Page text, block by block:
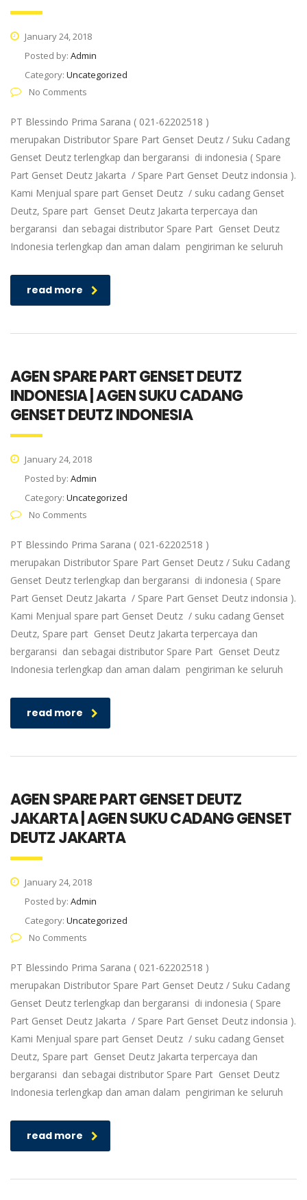
January 24, 2018
Posted by: Admin
Category: Uncategorized
No Comments
PT Blessindo Prima Sarana ( 021-62202518 )
merupakan Distributor Spare Part Genset Deutz / Suku Cadang
Genset Deutz terlengkap dan bergaransi di indonesia ( Spare
Part Genset Deutz Jakarta / Spare Part Genset Deutz indonsia ).
Kami Menjual spare part Genset Deutz / suku cadang Genset
Deutz, Spare part Genset Deutz Jakarta terpercaya dan
bergaransi dan sebagai distributor Spare Part Genset Deutz
Indonesia terlengkap dan aman dalam pengiriman ke seluruh
read more
AGEN SPARE PART GENSET DEUTZ
INDONESIA | AGEN SUKU CADANG
GENSET DEUTZ INDONESIA
January 24, 2018
Posted by: Admin
Category: Uncategorized
No Comments
PT Blessindo Prima Sarana ( 021-62202518 )
merupakan Distributor Spare Part Genset Deutz / Suku Cadang
Genset Deutz terlengkap dan bergaransi di indonesia ( Spare
Part Genset Deutz Jakarta / Spare Part Genset Deutz indonsia ).
Kami Menjual spare part Genset Deutz / suku cadang Genset
Deutz, Spare part Genset Deutz Jakarta terpercaya dan
bergaransi dan sebagai distributor Spare Part Genset Deutz
Indonesia terlengkap dan aman dalam pengiriman ke seluruh
read more
AGEN SPARE PART GENSET DEUTZ
JAKARTA | AGEN SUKU CADANG GENSET
DEUTZ JAKARTA
January 24, 2018
Posted by: Admin
Category: Uncategorized
No Comments
PT Blessindo Prima Sarana ( 021-62202518 )
merupakan Distributor Spare Part Genset Deutz / Suku Cadang
Genset Deutz terlengkap dan bergaransi di indonesia ( Spare
Part Genset Deutz Jakarta / Spare Part Genset Deutz indonsia ).
Kami Menjual spare part Genset Deutz / suku cadang Genset
Deutz, Spare part Genset Deutz Jakarta terpercaya dan
bergaransi dan sebagai distributor Spare Part Genset Deutz
Indonesia terlengkap dan aman dalam pengiriman ke seluruh
read more